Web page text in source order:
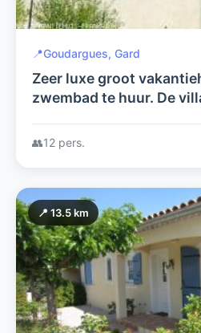
📍Goudargues, Gard
Zeer luxe groot
zwembad te huur. De
GARD,Provence,Zuid
👥12 pers.
📍 13.5 km